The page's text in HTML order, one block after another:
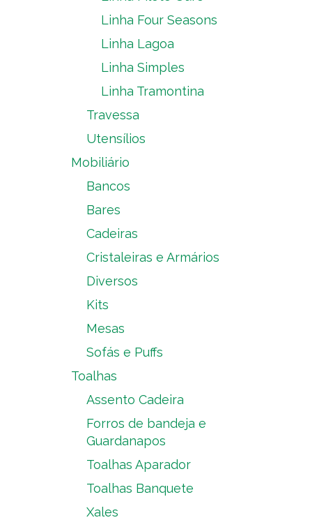
Linha Four Seasons
Linha Lagoa
Linha Simples
Linha Tramontina
Travessa
Utensílios
Mobiliário
Bancos
Bares
Cadeiras
Cristaleiras e Armários
Diversos
Kits
Mesas
Sofás e Puffs
Toalhas
Assento Cadeira
Forros de bandeja e
Guardanapos
Toalhas Aparador
Toalhas Banquete
Xales